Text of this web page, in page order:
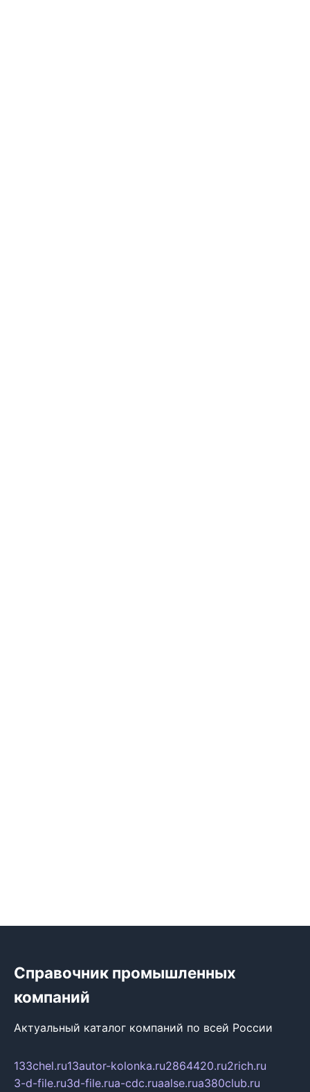
Справочник промышленных
компаний
Актуальный каталог компаний по всей России
133chel.ru13autor-kolonka.ru2864420.ru2rich.ru
3-d-file.ru3d-file.rua-cdc.ruaalse.rua380club.ru